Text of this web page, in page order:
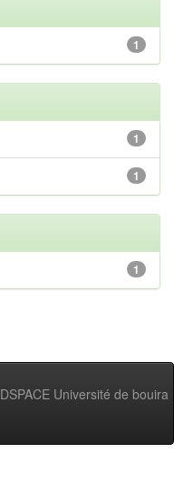
1
1
1
1
DSPACE Université de bouira